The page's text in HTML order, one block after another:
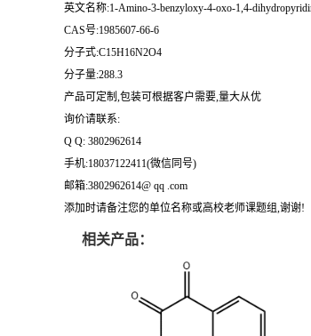
英文名称:1-Amino-3-benzyloxy-4-oxo-1,4-
CAS号:1985607-66-6
分子式:C15H16N2O4
分子量:288.3
产品可定制,包装可根据客户需要,量大从优
询价请联系:
Q Q: 3802962614
手机:18037122411(微信同号)
邮箱:3802962614@ qq .com
添加时请备注您的单位名称或高校老师课题组,谢谢!
相关产品：